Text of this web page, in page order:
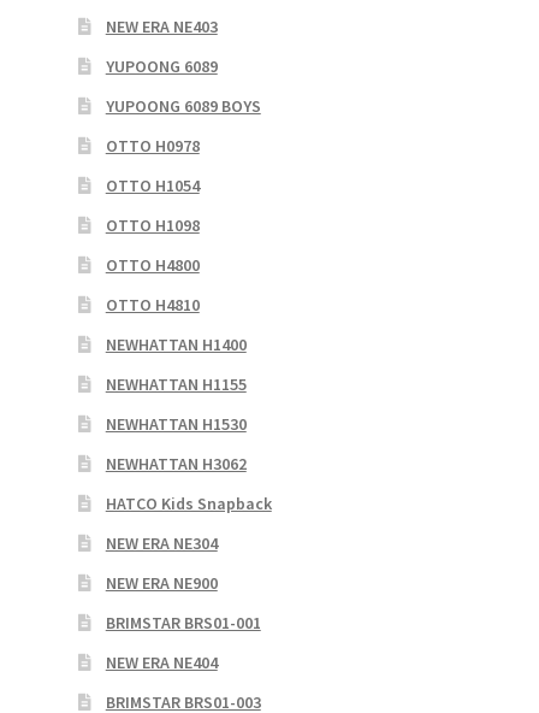
NEW ERA NE403
YUPOONG 6089
YUPOONG 6089 BOYS
OTTO H0978
OTTO H1054
OTTO H1098
OTTO H4800
OTTO H4810
NEWHATTAN H1400
NEWHATTAN H1155
NEWHATTAN H1530
NEWHATTAN H3062
HATCO Kids Snapback
NEW ERA NE304
NEW ERA NE900
BRIMSTAR BRS01-001
NEW ERA NE404
BRIMSTAR BRS01-003